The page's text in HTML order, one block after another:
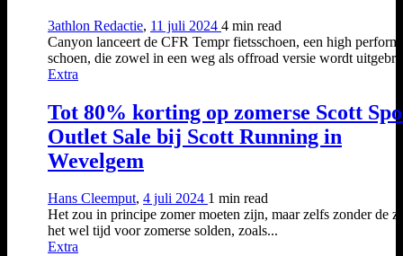
3athlon Redactie, 11 juli 2024 4 min read
Canyon lanceert de CFR Tempr fietsschoen, een high
schoen, die zowel in een weg als offroad versie wordt
Extra
Tot 80% korting op zomerse Scott
Outlet Sale bij Scott Running in
Wevelgem
Hans Cleemput, 4 juli 2024 1 min read
Het zou in principe zomer moeten zijn, maar zelfs zonder de
het wel tijd voor zomerse solden, zoals...
Extra